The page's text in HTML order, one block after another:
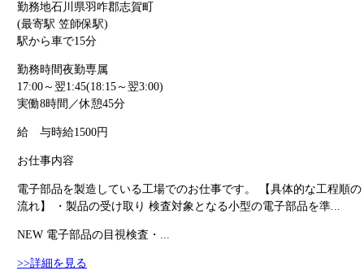
勤務地石川県羽咋郡志賀町
(最寄駅 笠師保駅)
駅から車で15分
勤務時間夜勤専属
17:00～翌1:45(18:15～翌3:00)
実働8時間／休憩45分
給 与時給1500円
お仕事内容
電子部品を製造している工場でのお仕事です。 【具体的な工程順の
流れ】 ・製品の受け取り 検査対象となる小型の電子部品を準...
NEW電子部品の目視検査・...
>>詳細を見る